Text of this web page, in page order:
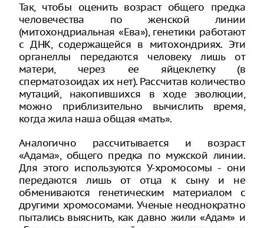
Так, чтобы оценить возраст общего предка
человечества по женской линии
(митохондриальная «Ева»), генетики работают
с ДНК, содержащейся в митохондриях. Эти
органеллы передаются человеку лишь от
матери, через ее яйцеклетку (в
сперматозоидах их нет). Рассчитав количество
мутаций, накопившихся в ходе эволюции,
можно приблизительно вычислить время,
когда жила наша общая «мать».
Аналогично рассчитывается и возраст
«Адама», общего предка по мужской линии.
Для этого используются У-хромосомы - они
передаются лишь от отца к сыну и не
обмениваются генетическим материалом с
другими хромосомами. Ученые неоднократно
пытались выяснить, как давно жили «Адам» и